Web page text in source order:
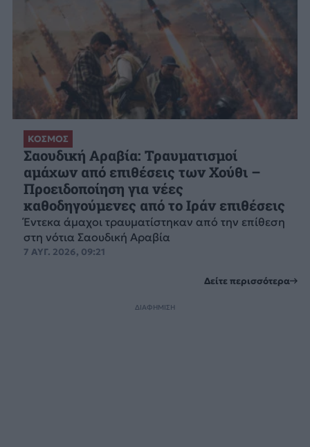
ΚΟΣΜΟΣ
Σαουδική Αραβία: Τραυματισμοί
αμάχων από επιθέσεις των Χούθι –
Προειδοποίηση για νέες
καθοδηγούμενες από το Ιράν επιθέσεις
Έντεκα άμαχοι τραυματίστηκαν από την επίθεση
στη νότια Σαουδική Αραβία
7 ΑΥΓ. 2026, 09:21
Δείτε περισσότερα
ΔΙΑΦΗΜΙΣΗ